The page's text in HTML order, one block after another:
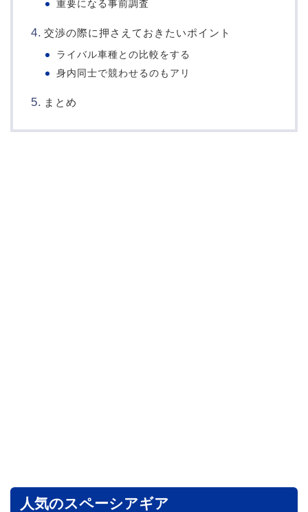
重要になる事前調査
交渉の際に押さえておきたいポイント
ライバル車種との比較をする
身内同士で競わせるのもアリ
まとめ
人気のスペーシアギア